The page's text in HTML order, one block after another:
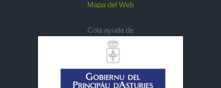
Mapa del Web
Cola ayuda de